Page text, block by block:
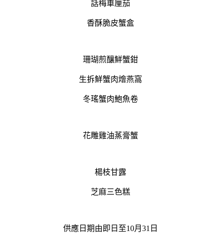
話梅車厘茄
香酥脆皮蟹盒
珊瑚煎釀鮮蟹鉗
生拆鮮蟹肉燴燕窩
冬瑤蟹肉鮑魚卷
花雕雞油蒸膏蟹
楊枝甘露
芝麻三色糕
供應日期由即日至10月31日